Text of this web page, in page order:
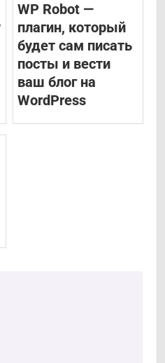
WP Robot —
плагин, который
будет сам писать
посты и вести
ваш блог на
WordPress